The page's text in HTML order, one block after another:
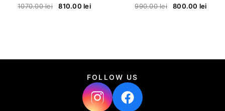
1070.00lei 810.00lei 990.00lei 800.00 lei
FOLLOW US